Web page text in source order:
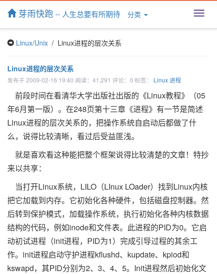
T
v
i
g
o
n
芽雨快跑-- 人生总要有所期待 分类
Linux/Unix / Linux进程的层次关系
Linux进程的层次关系
发布于 2009-02-16 19:40 阅读：41,291 评论：0 标签： Linux进程
前段时间在看清华大学出版社出版的《Linux教程》（05
年6月第一版）。在248页第十三章《进程》有一节是简述
Linux进程的层次关系的，把操作系统自启动后都做了什
么，说得比较清晰，看过后受益匪浅。
就是喜欢看这种能把整个框架说得比较清楚的文章！特抄
来以共享：
当打开Linux系统，LILO（LInux LOader）找到Linux内核
把它加载到内存。它初始化各种硬件，包括磁盘控制器。然
后转到保护模式，加载操作系统，执行初始化各种内核数据
结构的代码，例如inode和文件表。此进程的PID为0。它启
动初试进程（init进程，PID为1）完成引导过程的其余工
作。init进程启动守护进程kflushd、kupdate、kpiod和
kswapd，其PID分别为2、3、4、5。Init进程然后初始化文